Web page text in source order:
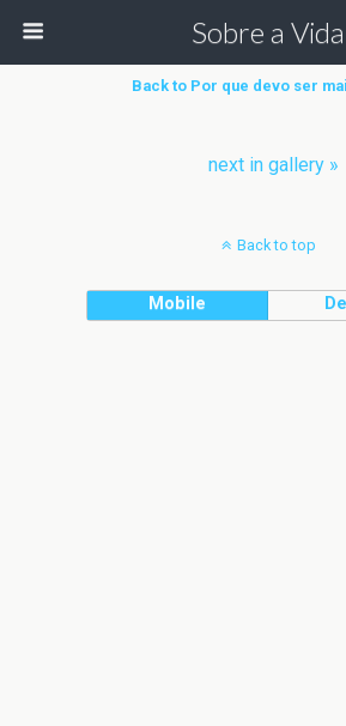
Sobre a Vida
Back to Por que devo ser
next in gallery »
Back to top
Mobile